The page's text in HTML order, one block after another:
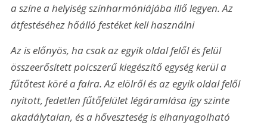
a színe a helyiség színharmóniájába illő legyen. Az
átfestéséhez hőálló festéket kell használni
Az is előnyös, ha csak az egyik oldal felől és felül
összeerősített polcszerű kiegészítő egység kerül a
fűtőtest köré a falra. Az elölről és az egyik oldal felől
nyitott, fedetlen fűtőfelület légáramlása így szinte
akadálytalan, és a hőveszteség is elhanyagolható